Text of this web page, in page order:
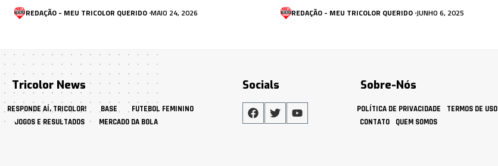
REDAÇÃO - MEU TRICOLOR QUERIDO MAIO 24, 2026 REDAÇÃO - MEU TRICOLOR QUERIDO JUNHO 6, 2025
Tricolor News
RESPONDE AÍ, TRICOLOR! BASE
FUTEBOL FEMININO
JOGOS E RESULTADOS
MERCADO DA BOLA
Socials Sobre-Nós
POLÍTICA DE PRIVACIDADE
TERMOS DE USO
CONTATO
QUEM SOMOS